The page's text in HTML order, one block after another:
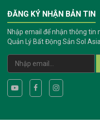
ĐĂNG KÝ NHẬN BẢN TIN
Nhập email để nhận thông tin
Quản Lý Bất Động Sản Sol